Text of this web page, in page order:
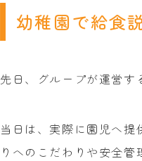
幼稚園で給食
先日、グループが運営す
当日は、実際に園児へ
りへのこだわりや安全管